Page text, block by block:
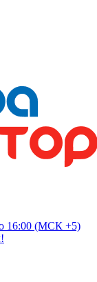
16:00 (МСК +5)